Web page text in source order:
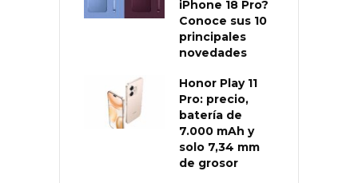
iPhone 18 Pro?
Conoce sus 10
principales
novedades
Honor Play 11
Pro: precio,
batería de
7.000 mAh y
solo 7,34 mm
de grosor